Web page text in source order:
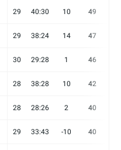
29 40:30 10 49
29 38:24 14 47
30 29:28 1 46
28 38:28 10 42
28 28:26 2 40
29 33:43 -10 40